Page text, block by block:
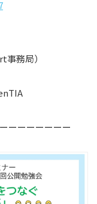
事務局）
ーーーーーーー